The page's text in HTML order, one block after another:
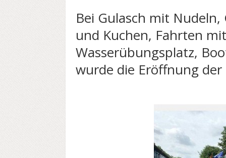
Bei Gulasch mit
und Kuchen, Fahrten
Wasserübungsplatz,
wurde die Eröffnung